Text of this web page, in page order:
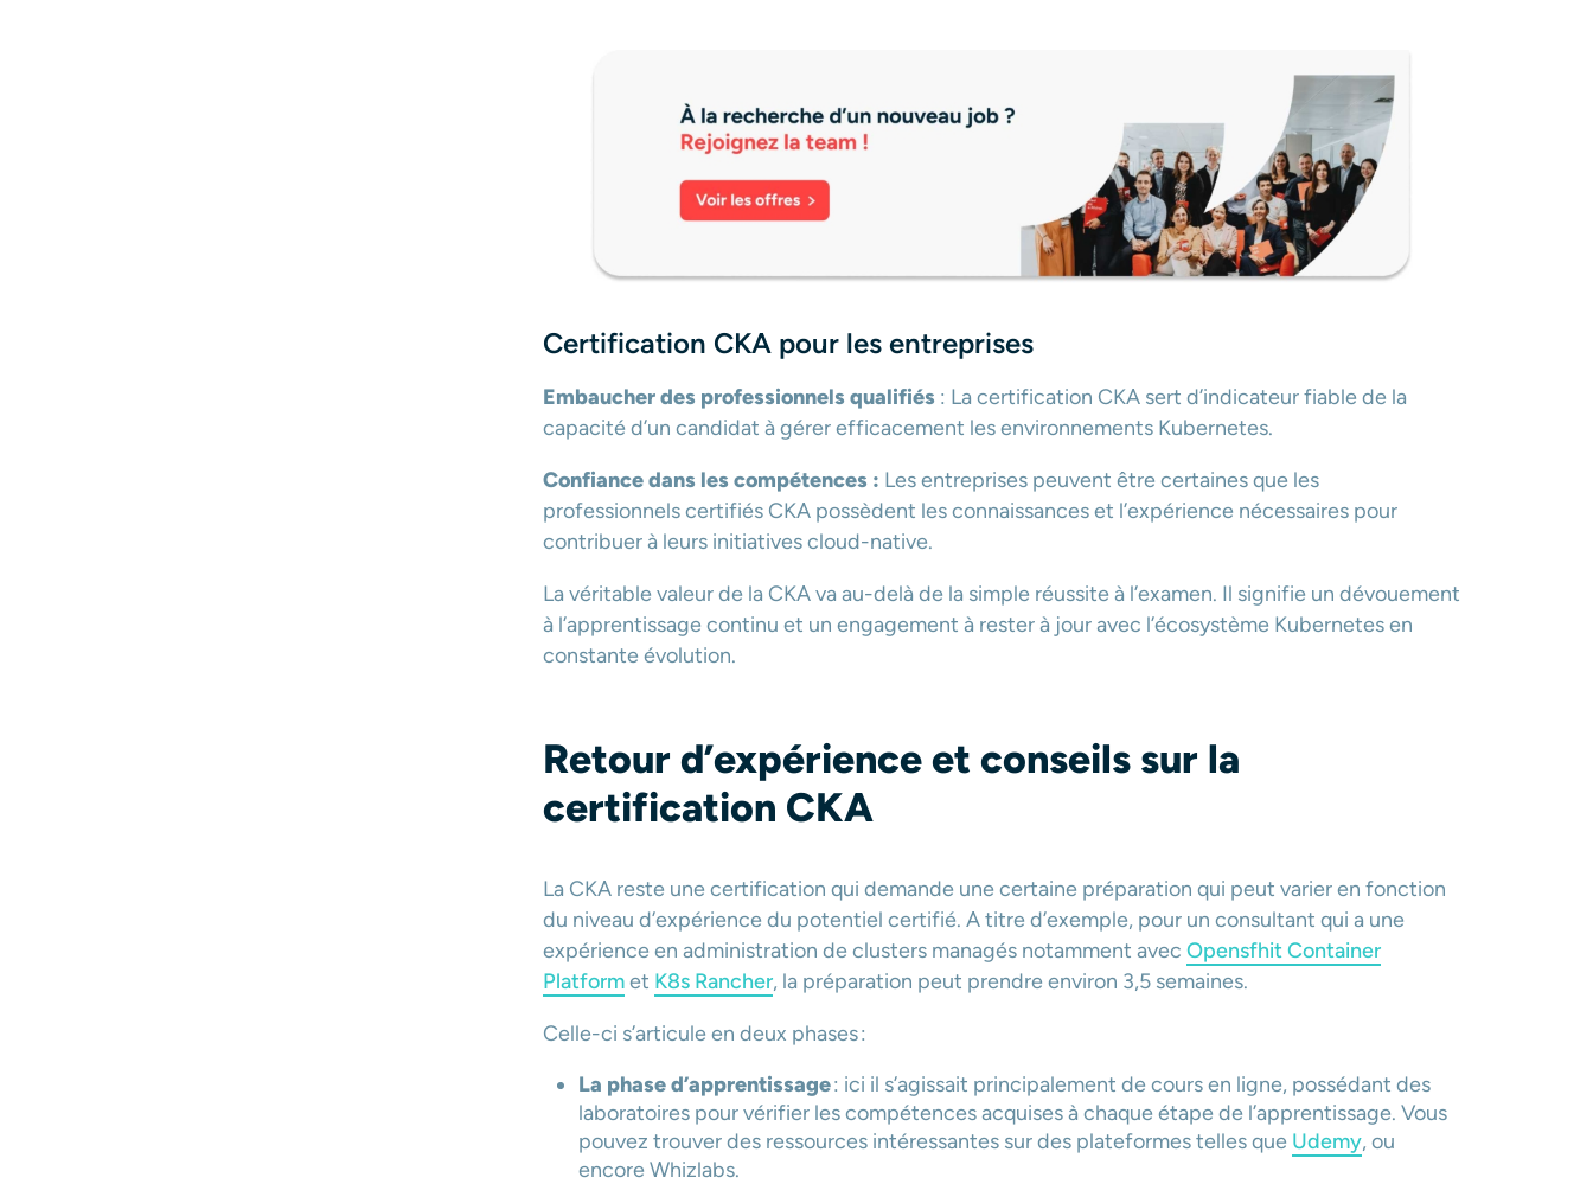
Certification CKA pour les entreprises
Embaucher des professionnels qualifiés : La certification CKA sert d’indicateur fiable de la
capacité d’un candidat à gérer efficacement les environnements Kubernetes.
Confiance dans les compétences : Les entreprises peuvent être certaines que les
professionnels certifiés CKA possèdent les connaissances et l’expérience nécessaires pour
contribuer à leurs initiatives cloud-native.
La véritable valeur de la CKA va au-delà de la simple réussite à l’examen. Il signifie un dévouement
à l’apprentissage continu et un engagement à rester à jour avec l’écosystème Kubernetes en
constante évolution.
Retour d’expérience et conseils sur la
certification CKA
La CKA reste une certification qui demande une certaine préparation qui peut varier en fonction
du niveau d’expérience du potentiel certifié. A titre d’exemple, pour un consultant qui a une
expérience en administration de clusters managés notamment avec Opensfhit Container
Platformet K8s Rancher, la préparation peut prendre environ 3,5 semaines.
Celle-ci s’articule en deux phases :
La phase d’apprentissage: ici il s’agissait principalement de cours en ligne, possédant des
laboratoires pour vérifier les compétences acquises à chaque étape de l’apprentissage. Vous
pouvez trouver des ressources intéressantes sur des plateformes telles que Udemy, ou
encore Whizlabs.